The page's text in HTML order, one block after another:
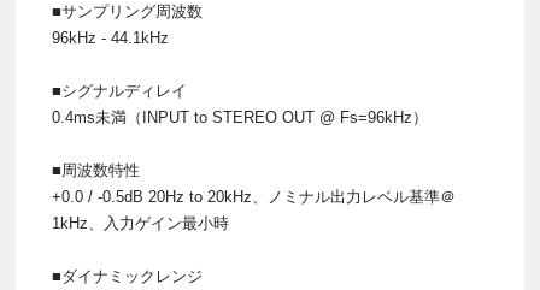
■サンプリング周波数
96kHz - 44.1kHz
■シグナルディレイ
0.4ms未満（INPUT to STEREO OUT @ Fs=96kHz）
■周波数特性
+0.0 / -0.5dB 20Hz to 20kHz、ノミナル出力レベル基準＠
1kHz、入力ゲイン最小時
■ダイナミックレンジ